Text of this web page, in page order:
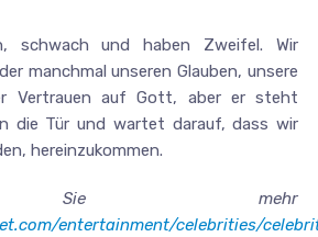
schwach und haben Zweifel. Wir
manchmal unseren Glauben, unsere
Vertrauen auf Gott, aber er steht
die Tür und wartet darauf, dass wir
hereinzukommen.
Sie mehr
entertainment/celebrities/